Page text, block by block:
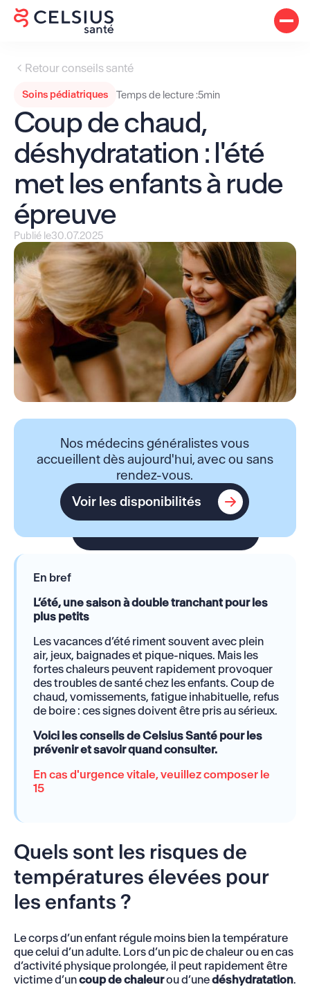
Retour conseils santé
Soins pédiatriques Temps de lecture :5min
Coup de chaud,
déshydratation : l'été
met les enfants à rude
épreuve
Publié le30.07.2025
Nos médecins généralistes vous
accueillent dès aujourd'hui, avec ou sans
rendez-vous.
Voir les disponibilités
Voir les disponibilités
En bref
L’été, une saison à double tranchant pour les
plus petits
Les vacances d’été riment souvent avec plein
air, jeux, baignades et pique-niques. Mais les
fortes chaleurs peuvent rapidement provoquer
des troubles de santé chez les enfants. Coup de
chaud, vomissements, fatigue inhabituelle, refus
de boire : ces signes doivent être pris au sérieux.
Voici les conseils de Celsius Santé pour les
prévenir et savoir quand consulter.
En cas d'urgence vitale, veuillez composer le
15
Quels sont les risques de
températures élevées pour
les enfants ?
Le corps d’un enfant régule moins bien la température
que celui d’un adulte. Lors d’un pic de chaleur ou en cas
d’activité physique prolongée, il peut rapidement être
victime d’uncoup de chaleurou d’unedéshydratation.